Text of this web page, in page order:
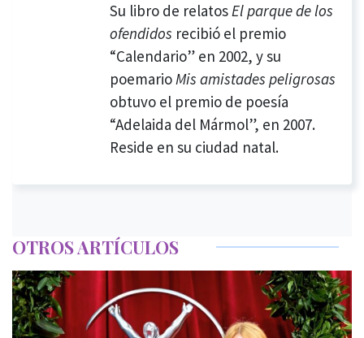
Su libro de relatosEl parque de los
ofendidos recibió el premio
“Calendario” en 2002, y su
poemarioMis amistades peligrosas
obtuvo el premio de poesía
“Adelaida del Mármol”, en 2007.
Reside en su ciudad natal.
OTROS ARTÍCULOS